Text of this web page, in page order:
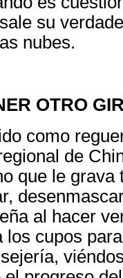
su
nubes.
OTRO
como
de
que le grava
al hacer
los cupos